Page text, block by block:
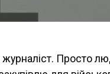
журналіст. Просто